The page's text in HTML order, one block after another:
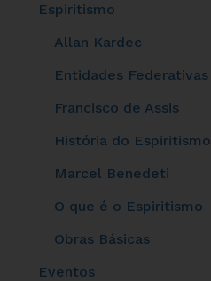
Espiritismo
Allan Kardec
Entidades Federativas
Francisco de Assis
História do Espiritismo
Marcel Benedeti
O que é o Espiritismo
Obras Básicas
Eventos